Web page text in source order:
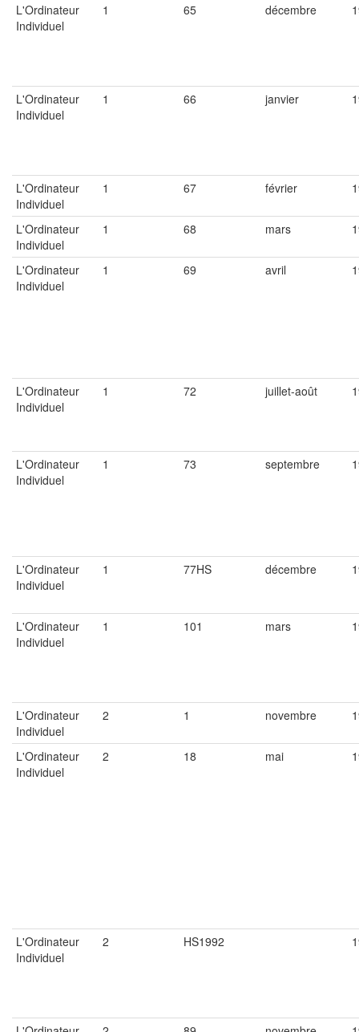
L'Ordinateur
Individuel
1 65 décembre
L'Ordinateur
Individuel
1 66 janvier
L'Ordinateur
Individuel
1 67 février
L'Ordinateur
Individuel
1 68 mars
L'Ordinateur
Individuel
1 69 avril
L'Ordinateur
Individuel
1 72 juillet-août
L'Ordinateur
Individuel
1 73 septembre
L'Ordinateur
Individuel
1 77HS décembre
L'Ordinateur
Individuel
1 101 mars
L'Ordinateur
Individuel
2 1 novembre
L'Ordinateur
Individuel
2 18 mai
L'Ordinateur
Individuel
2 HS1992